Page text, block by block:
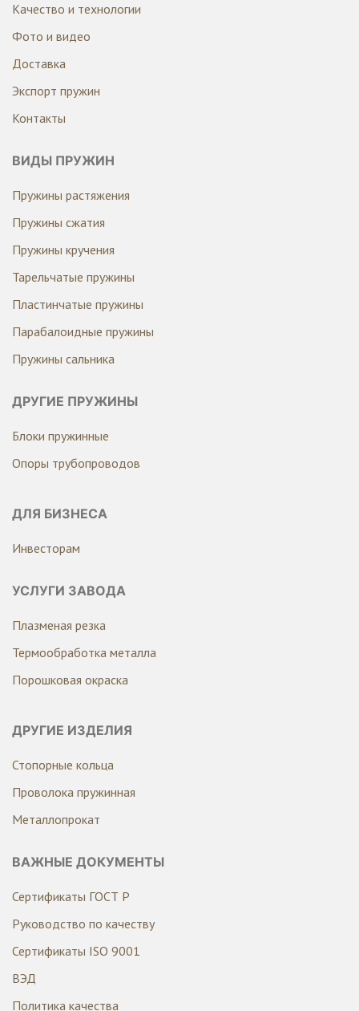
Качество и технологии
Фото и видео
Доставка
Экспорт пружин
Контакты
ВИДЫ ПРУЖИН
Пружины растяжения
Пружины сжатия
Пружины кручения
Тарельчатые пружины
Пластинчатые пружины
Парабалоидные пружины
Пружины сальника
ДРУГИЕ ПРУЖИНЫ
Блоки пружинные
Опоры трубопроводов
ДЛЯ БИЗНЕСА
Инвесторам
УСЛУГИ ЗАВОДА
Плазменая резка
Термообработка металла
Порошковая окраска
ДРУГИЕ ИЗДЕЛИЯ
Стопорные кольца
Проволока пружинная
Металлопрокат
ВАЖНЫЕ ДОКУМЕНТЫ
Сертификаты ГОСТ Р
Руководство по качеству
Сертификаты ISO 9001
ВЭД
Политика качества